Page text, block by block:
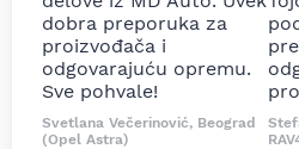
dobra preporuka za
proizvođača i
odgovarajuću opremu.
Sve pohvale!
Svetlana Večerinović, Beograd
(Opel Astra)